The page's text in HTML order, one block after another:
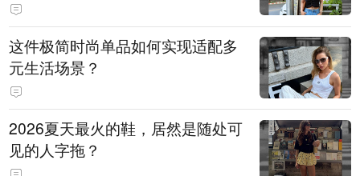
这件极简时尚单品如何实现适配多
元生活场景？
2026夏天最火的鞋，居然是随处可
见的人字拖？